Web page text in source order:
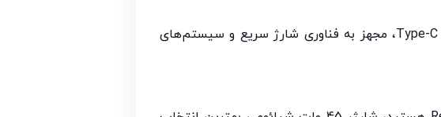
شارژر اورجینال 45 وات شیائومی مخصوص گوشی Redmi Note 14 Pro با کابل اصلی Type-C، مجهز به فناوری شارژ سریع و سیستم‌های